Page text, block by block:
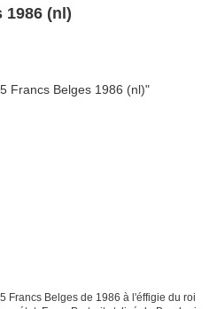
1986 (nl)
Francs Belges de 1986 à l'éffigie du roi